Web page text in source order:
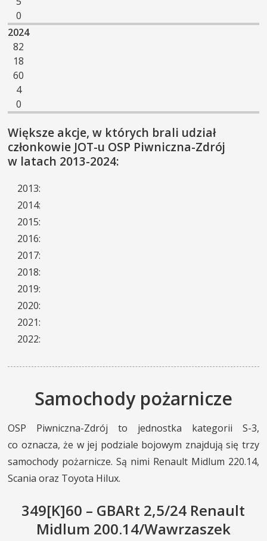
0
2024
82
18
60
4
0
Większe akcje, w których brali udział
członkowie JOT-u OSP Piwniczna-Zdrój
w latach 2013-2024:
2013:
2014:
2015:
2016:
2017:
2018:
2019:
2020:
2021:
2022:
Samochody pożarnicze
OSP Piwniczna-Zdrój to jednostka kategorii S-3,
co oznacza, że w jej podziale bojowym znajdują się trzy
samochody pożarnicze. Są nimi Renault Midlum 220.14,
Scania oraz Toyota Hilux.
349[K]60 – GBARt 2,5/24 Renault
Midlum 200.14/Wawrzaszek